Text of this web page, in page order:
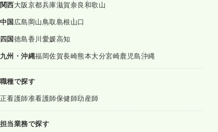
関西大阪京都兵庫滋賀奈良和歌山
中国広島岡山鳥取島根山口
四国徳島香川愛媛高知
九州・沖縄福岡佐賀長崎熊本大分宮崎鹿児島沖縄
職種で探す
正看護師准看護師保健師助産師
担当業務で探す